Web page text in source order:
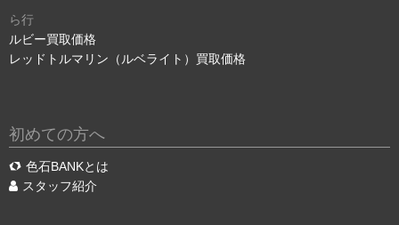
ら行
ルビー買取価格
レッドトルマリン（ルベライト）買取価格
初めての方へ
色石BANKとは
スタッフ紹介